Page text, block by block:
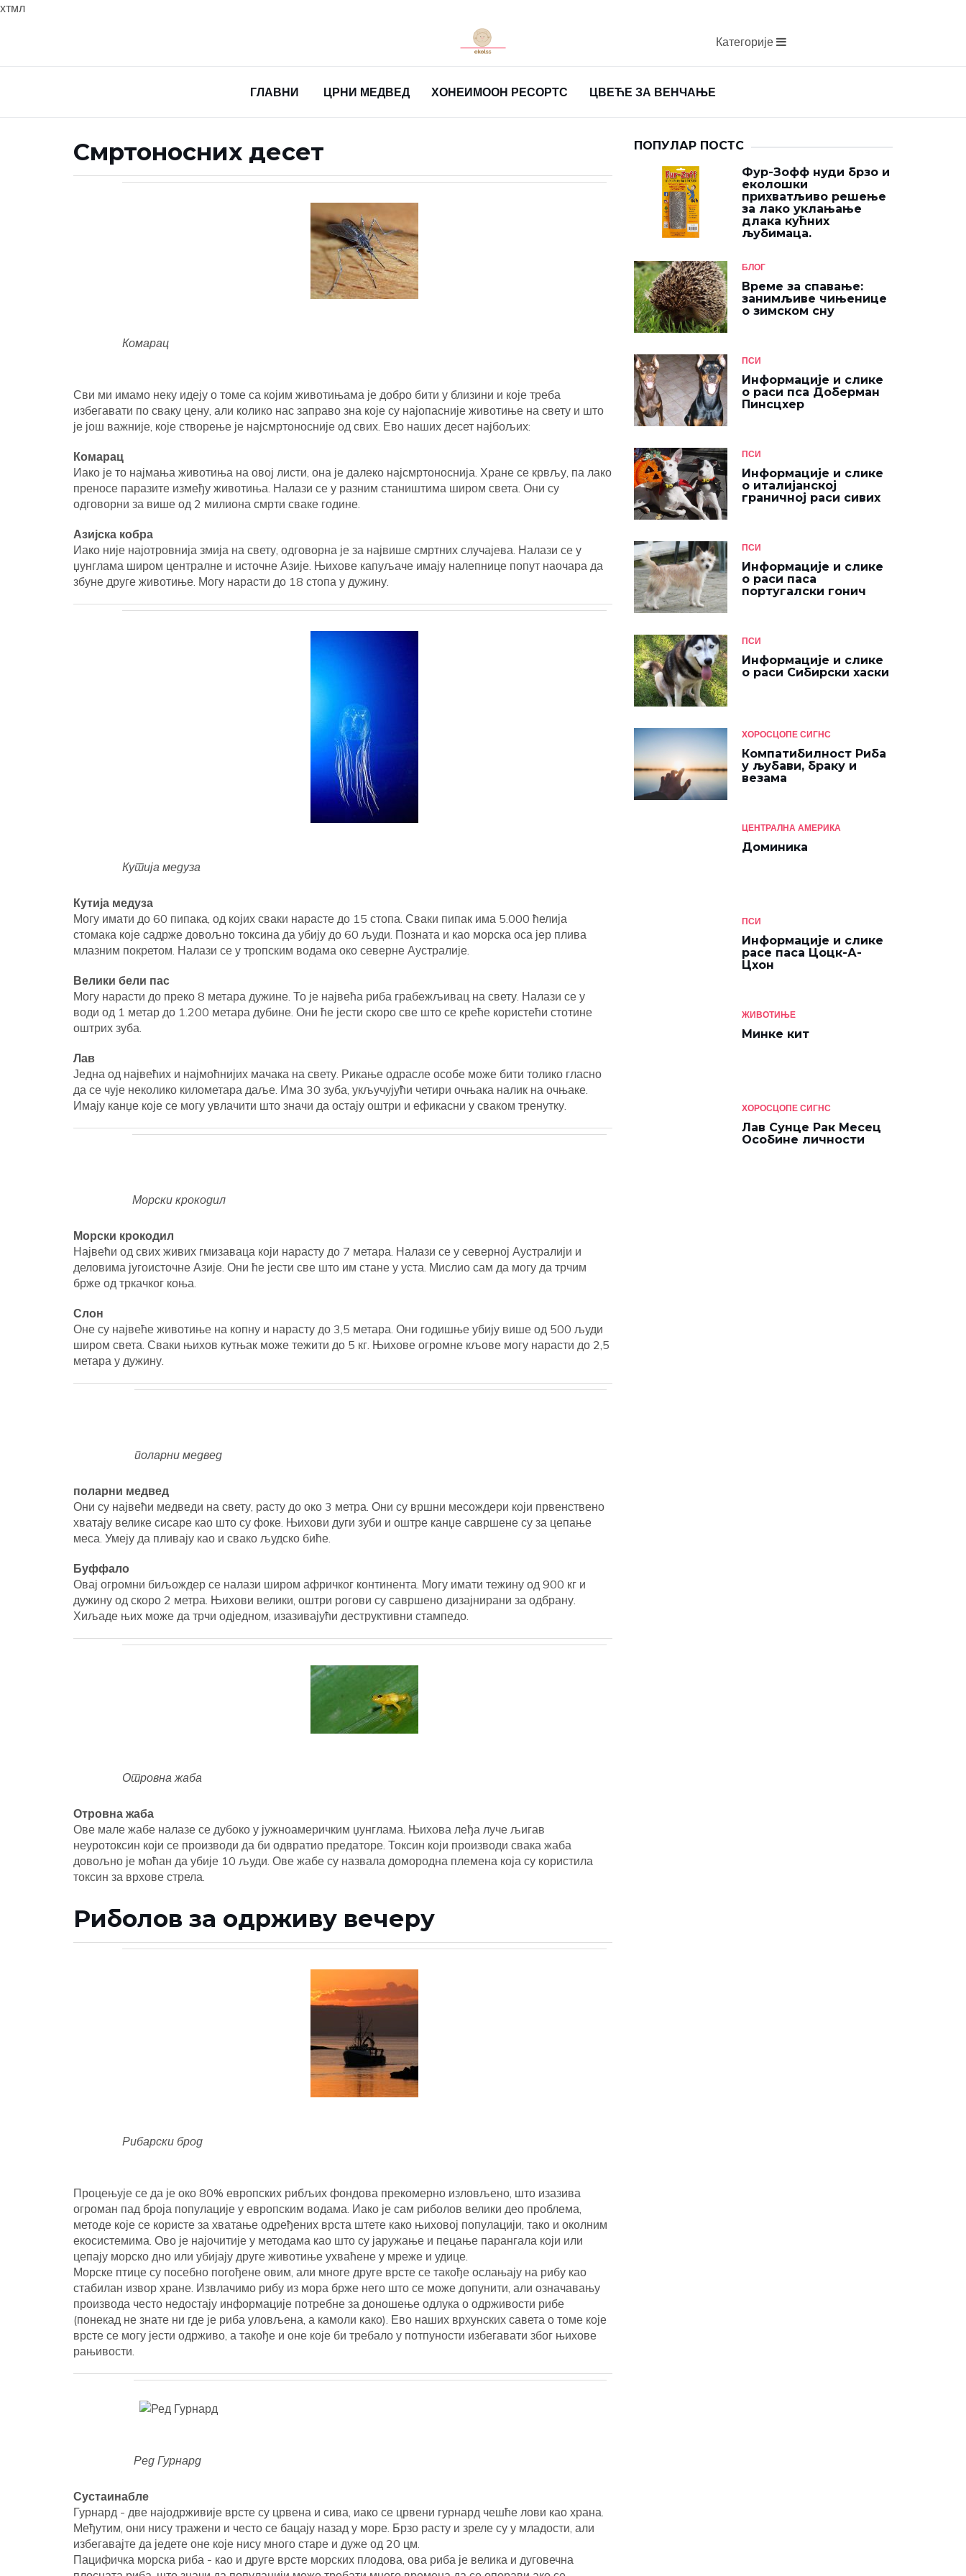
хтмл
Категорије
ГЛАВНИ ЦРНИ МЕДВЕД ХОНЕИМООН РЕСОРТС ЦВЕЋЕ ЗА ВЕНЧАЊЕ
Смртоносних десет
Комарац
Сви ми имамо неку идеју о томе са којим животињама је добро бити у близини и које треба
избегавати по сваку цену, али колико нас заправо зна које су најопасније животиње на свету и што
је још важније, које створење је најсмртоносније од свих. Ево наших десет најбољих:
Комарац
Иако је то најмања животиња на овој листи, она је далеко најсмртоноснија. Хране се крвљу, па лако
преносе паразите између животиња. Налази се у разним стаништима широм света. Они су
одговорни за више од 2 милиона смрти сваке године.
Азијска кобра
Иако није најотровнија змија на свету, одговорна је за највише смртних случајева. Налази се у
џунглама широм централне и источне Азије. Њихове капуљаче имају налепнице попут наочара да
збуне друге животиње. Могу нарасти до 18 стопа у дужину.
Кутија медуза
Кутија медуза
Могу имати до 60 пипака, од којих сваки нарасте до 15 стопа. Сваки пипак има 5.000 ћелија
стомака које садрже довољно токсина да убију до 60 људи. Позната и као морска оса јер плива
млазним покретом. Налази се у тропским водама око северне Аустралије.
Велики бели пас
Могу нарасти до преко 8 метара дужине. То је највећа риба грабежљивац на свету. Налази се у
води од 1 метар до 1.200 метара дубине. Они ће јести скоро све што се креће користећи стотине
оштрих зуба.
Лав
Једна од највећих и најмоћнијих мачака на свету. Рикање одрасле особе може бити толико гласно
да се чује неколико километара даље. Има 30 зуба, укључујући четири очњака налик на очњаке.
Имају канџе које се могу увлачити што значи да остају оштри и ефикасни у сваком тренутку.
Морски крокодил
Морски крокодил
Највећи од свих живих гмизаваца који нарасту до 7 метара. Налази се у северној Аустралији и
деловима југоисточне Азије. Они ће јести све што им стане у уста. Мислио сам да могу да трчим
брже од тркачког коња.
Слон
Оне су највеће животиње на копну и нарасту до 3,5 метара. Они годишње убију више од 500 људи
широм света. Сваки њихов кутњак може тежити до 5 кг. Њихове огромне кљове могу нарасти до 2,5
метара у дужину.
поларни медвед
поларни медвед
Они су највећи медведи на свету, расту до око 3 метра. Они су вршни месождери који првенствено
хватају велике сисаре као што су фоке. Њихови дуги зуби и оштре канџе савршене су за цепање
меса. Умеју да пливају као и свако људско биће.
Буффало
Овај огромни биљождер се налази широм афричког континента. Могу имати тежину од 900 кг и
дужину од скоро 2 метра. Њихови велики, оштри рогови су савршено дизајнирани за одбрану.
Хиљаде њих може да трчи одједном, изазивајући деструктивни стампедо.
Отровна жаба
Отровна жаба
Ове мале жабе налазе се дубоко у јужноамеричким џунглама. Њихова леђа луче љигав
неуротоксин који се производи да би одвратио предаторе. Токсин који производи свака жаба
довољно је моћан да убије 10 људи. Ове жабе су назвала домородна племена која су користила
токсин за врхове стрела.
Риболов за одрживу вечеру
Рибарски брод
Процењује се да је око 80% европских рибљих фондова прекомерно изловљено, што изазива
огроман пад броја популације у европским водама. Иако је сам риболов велики део проблема,
методе које се користе за хватање одређених врста штете како њиховој популацији, тако и околним
екосистемима. Ово је најочитије у методама као што су јаружање и пецање парангала који или
цепају морско дно или убијају друге животиње ухваћене у мреже и удице.
Морске птице су посебно погођене овим, али многе друге врсте се такође ослањају на рибу као
стабилан извор хране. Извлачимо рибу из мора брже него што се може допунити, али означавању
производа често недостају информације потребне за доношење одлука о одрживости рибе
(понекад не знате ни где је риба уловљена, а камоли како). Ево наших врхунских савета о томе које
врсте се могу јести одрживо, а такође и оне које би требало у потпуности избегавати због њихове
рањивости.
Ред Гурнард
Сустаинабле
Гурнард - две најодрживије врсте су црвена и сива, иако се црвени гурнард чешће лови као храна.
Међутим, они нису тражени и често се бацају назад у море. Брзо расту и зреле су у младости, али
избегавајте да једете оне које нису много старе и дуже од 20 цм.
Пацифичка морска риба - као и друге врсте морских плодова, ова риба је велика и дуговечна
ПОПУЛАР ПОСТС
Фур-Зофф нуди брзо и
еколошки
прихватљиво решење
за лако уклањање
длака кућних
љубимаца.
БЛОГ
Време за спавање:
занимљиве чињенице
о зимском сну
ПСИ
Информације и слике
о раси пса Доберман
Пинсцхер
ПСИ
Информације и слике
о италијанској
граничној раси сивих
ПСИ
Информације и слике
о раси паса
португалски гонич
ПСИ
Информације и слике
о раси Сибирски хаски
ХОРОСЦОПЕ СИГНС
Компатибилност Риба
у љубави, браку и
везама
ЦЕНТРАЛНА АМЕРИКА
Доминика
ПСИ
Информације и слике
расе паса Цоцк-А-
Цхон
ЖИВОТИЊЕ
Минке кит
ХОРОСЦОПЕ СИГНС
Лав Сунце Рак Месец
Особине личности